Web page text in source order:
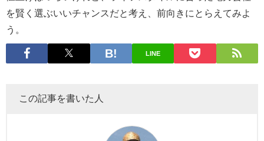
を賢く選ぶいいチャンスだと考え、前向きにとらえてみよ
う。
LINE
この記事を書いた人